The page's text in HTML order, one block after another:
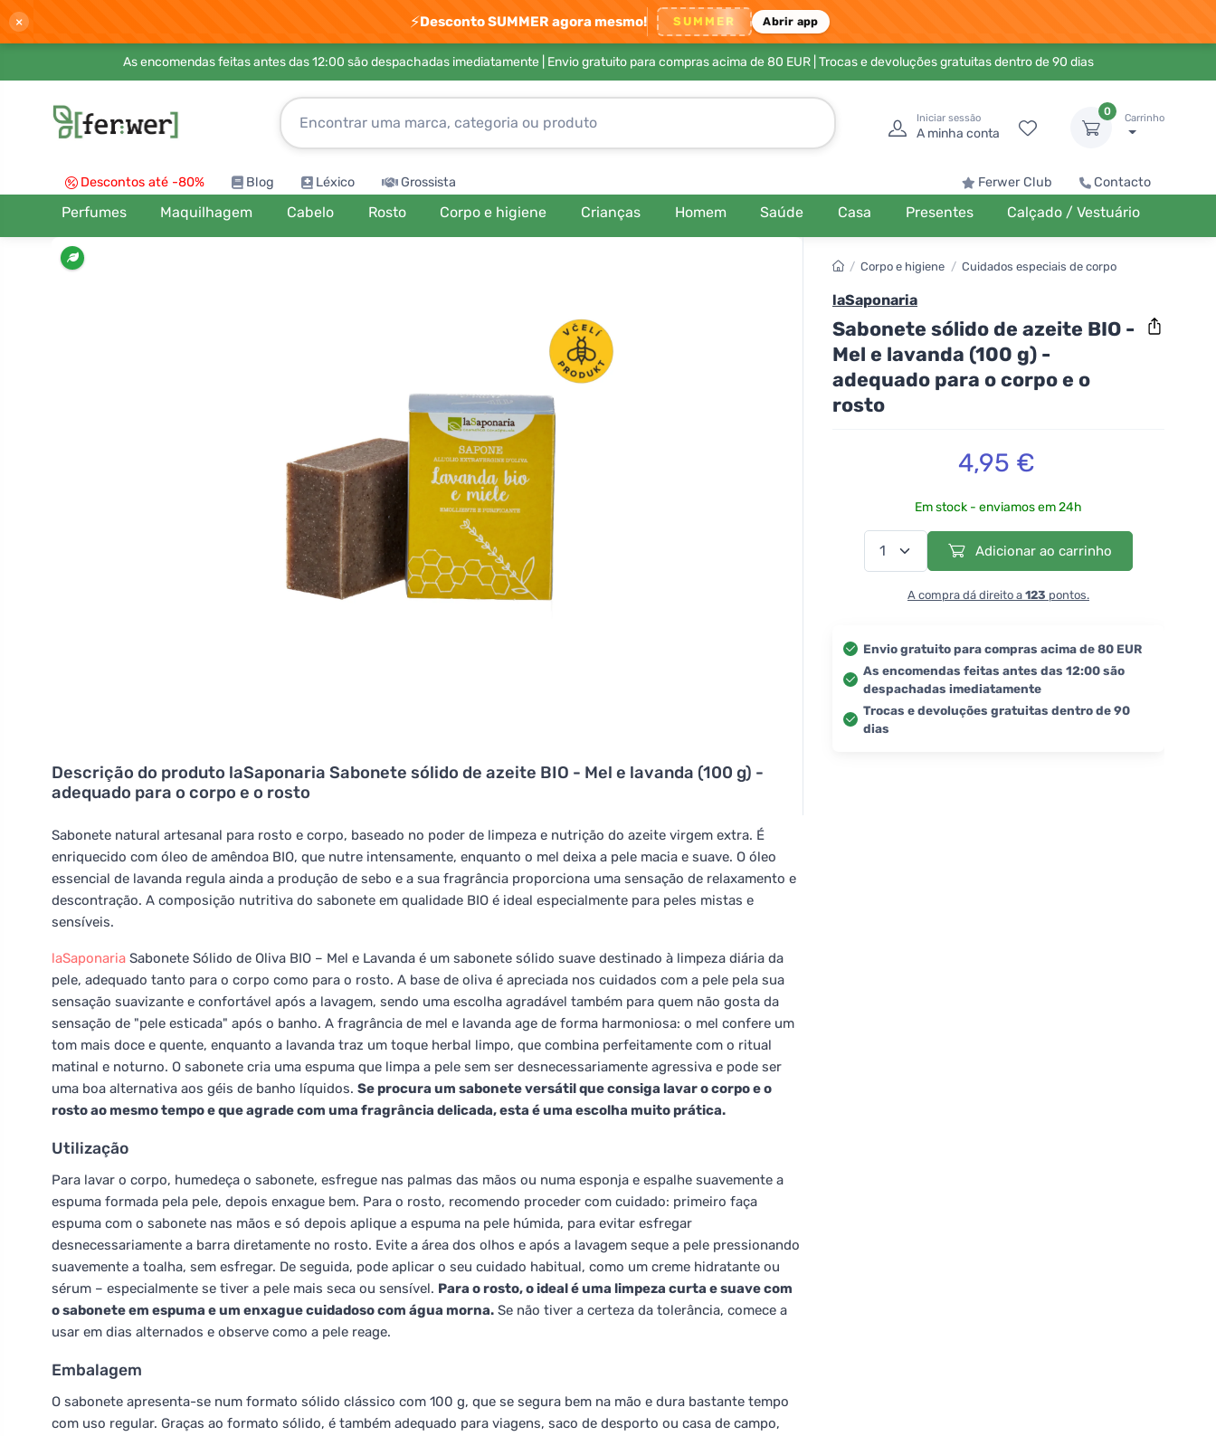
× ⚡Desconto SUMMER agora mesmo! SUMMER Abrir app
As encomendas feitas antes das 12:00 são despachadas imediatamente | Envio gratuito para compras acima de 80 EUR| Trocas e devoluções gratuitas dentro de 90 dias
Iniciar sessão
A minha conta
0
Carrinho
Descontos até -80% Blog Léxico Grossista Ferwer Club Contacto
Perfumes Maquilhagem Cabelo Rosto Corpo e higiene Crianças Homem Saúde Casa Presentes Calçado / Vestuário
Descrição do produto laSaponaria Sabonete sólido de azeite BIO - Mel e lavanda (100 g) -
adequado para o corpo e o rosto
Sabonete natural artesanal para rosto e corpo, baseado no poder de limpeza e nutrição do azeite virgem extra. É
enriquecido com óleo de amêndoa BIO, que nutre intensamente, enquanto o mel deixa a pele macia e suave. O óleo
essencial de lavanda regula ainda a produção de sebo e a sua fragrância proporciona uma sensação de relaxamento e
descontração. A composição nutritiva do sabonete em qualidade BIO é ideal especialmente para peles mistas e
sensíveis.
laSaponaria Sabonete Sólido de Oliva BIO – Mel e Lavanda é um sabonete sólido suave destinado à limpeza diária da
pele, adequado tanto para o corpo como para o rosto. A base de oliva é apreciada nos cuidados com a pele pela sua
sensação suavizante e confortável após a lavagem, sendo uma escolha agradável também para quem não gosta da
sensação de "pele esticada" após o banho. A fragrância de mel e lavanda age de forma harmoniosa: o mel confere um
tom mais doce e quente, enquanto a lavanda traz um toque herbal limpo, que combina perfeitamente com o ritual
matinal e noturno. O sabonete cria uma espuma que limpa a pele sem ser desnecessariamente agressiva e pode ser
uma boa alternativa aos géis de banho líquidos. Se procura um sabonete versátil que consiga lavar o corpo e o
rosto ao mesmo tempo e que agrade com uma fragrância delicada, esta é uma escolha muito prática.
Utilização
Para lavar o corpo, humedeça o sabonete, esfregue nas palmas das mãos ou numa esponja e espalhe suavemente a
espuma formada pela pele, depois enxague bem. Para o rosto, recomendo proceder com cuidado: primeiro faça
espuma com o sabonete nas mãos e só depois aplique a espuma na pele húmida, para evitar esfregar
desnecessariamente a barra diretamente no rosto. Evite a área dos olhos e após a lavagem seque a pele pressionando
suavemente a toalha, sem esfregar. De seguida, pode aplicar o seu cuidado habitual, como um creme hidratante ou
sérum – especialmente se tiver a pele mais seca ou sensível. Para o rosto, o ideal é uma limpeza curta e suave com
o sabonete em espuma e um enxague cuidadoso com água morna. Se não tiver a certeza da tolerância, comece a
usar em dias alternados e observe como a pele reage.
Embalagem
O sabonete apresenta-se num formato sólido clássico com 100 g, que se segura bem na mão e dura bastante tempo
com uso regular. Graças ao formato sólido, é também adequado para viagens, saco de desporto ou casa de campo,
/ Corpo e higiene / Cuidados especiais de corpo
laSaponaria
Sabonete sólido de azeite BIO -
Mel e lavanda (100 g) -
adequado para o corpo e o
rosto
4,95 €
Em stock - enviamos em 24h
Adicionar ao carrinho
A compra dá direito a 123 pontos.
Envio gratuito para compras acima de 80 EUR
As encomendas feitas antes das 12:00 são
despachadas imediatamente
Trocas e devoluções gratuitas dentro de 90
dias